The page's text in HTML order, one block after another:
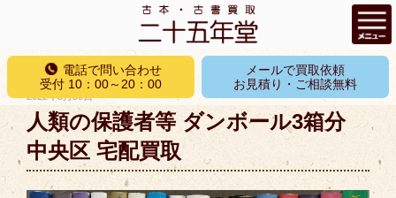
コ
テ
ン
ツ
へ
ス
電話で問い合わせ
受付 10：00～20：00
メールで買取依頼
お見積り・ご相談無料
日:
2022年8月30日
人類の保護者等 ダンボール3箱分
中央区 宅配買取